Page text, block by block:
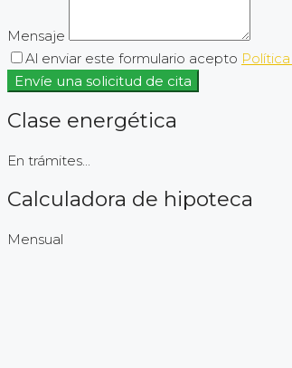
Mensaje
Al enviar este formulario acepto
Envíe una solicitud de cita
Clase energética
En trámites...
Calculadora de hipoteca
Mensual